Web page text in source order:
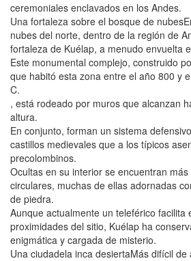
ceremoniales enclavados en los Andes.
Una fortaleza sobre el bosque de
nubes del norte, dentro de la región de
fortaleza de Kuélap, a menudo envuelta
Este monumental complejo, construido
que habitó esta zona entre el año 800 y
C.
, está rodeado por muros que alcanzan
altura.
En conjunto, forman un sistema
castillos medievales que a los típicos
precolombinos.
Ocultas en su interior se encuentran
circulares, muchas de ellas adornadas
de piedra.
Aunque actualmente un teleférico facilita
proximidades del sitio, Kuélap ha
enigmática y cargada de misterio.
Una ciudadela inca desiertaMás difícil de